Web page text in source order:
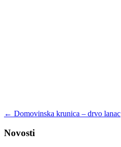
← Domovinska krunica – drvo lanac
Novosti